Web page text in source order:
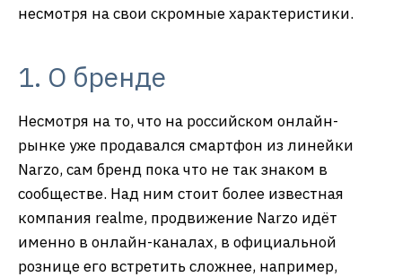
несмотря на свои скромные характеристики.
1. О бренде
Несмотря на то, что на российском онлайн-
рынке уже продавался смартфон из линейки
Narzo, сам бренд пока что не так знаком в
сообществе. Над ним стоит более известная
компания realme, продвижение Narzo идёт
именно в онлайн-каналах, в официальной
рознице его встретить сложнее, например,